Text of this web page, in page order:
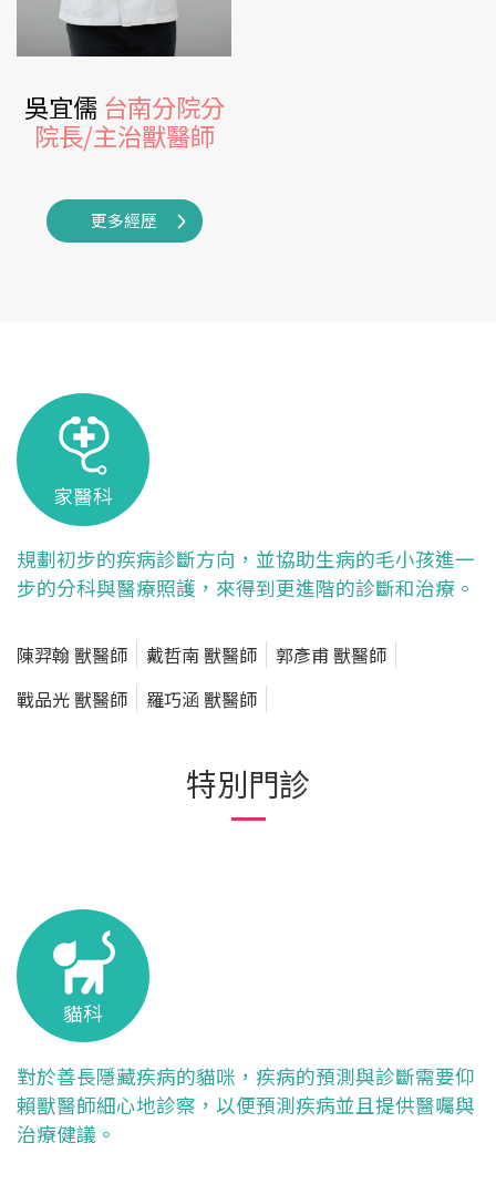
吳宜儒 台南分院分
院長/主治獸醫師
更多經歷
家醫科
規劃初步的疾病診斷方向，並協助生病的毛小孩進一
步的分科與醫療照護，來得到更進階的診斷和治療。
陳羿翰 獸醫師 戴哲南 獸醫師
郭彥甫 獸醫師
戰品光 獸醫師
羅巧涵 獸醫師
特別門診
貓科
對於善長隱藏疾病的貓咪，疾病的預測與診斷需要仰
賴獸醫師細心地診察，以便預測疾病並且提供醫囑與
治療健議。